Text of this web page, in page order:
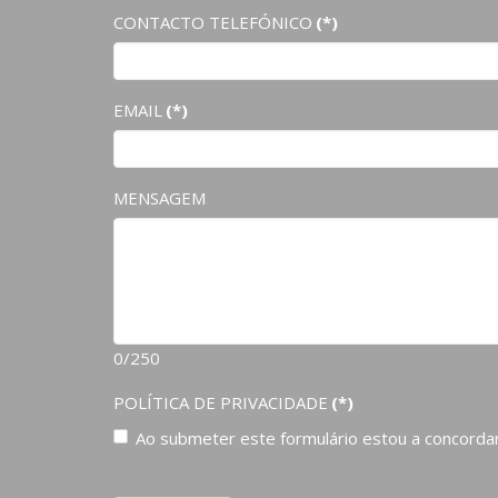
CONTACTO TELEFÓNICO (*)
EMAIL (*)
MENSAGEM
0/250
POLÍTICA DE PRIVACIDADE (*)
Ao submeter este formulário estou a